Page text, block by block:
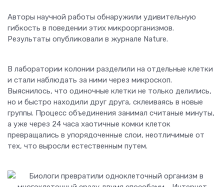
Авторы научной работы обнаружили удивительную
гибкость в поведении этих микроорганизмов.
Результаты опубликовали в журнале Nature.
В лаборатории колонии разделили на отдельные клетки
и стали наблюдать за ними через микроскоп.
Выяснилось, что одиночные клетки не только делились,
но и быстро находили друг друга, склеиваясь в новые
группы. Процесс объединения занимал считаные минуты,
а уже через 24 часа хаотичные комки клеток
превращались в упорядоченные слои, неотличимые от
тех, что выросли естественным путем.